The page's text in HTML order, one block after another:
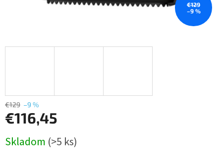
€129
–9 %
€129 –9 %
€116,45
cena:
Skladom (>5 ks)